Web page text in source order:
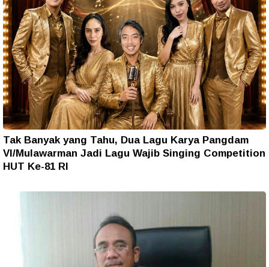
Tak Banyak yang Tahu, Dua Lagu Karya Pangdam
VI/Mulawarman Jadi Lagu Wajib Singing Competition
HUT Ke-81 RI